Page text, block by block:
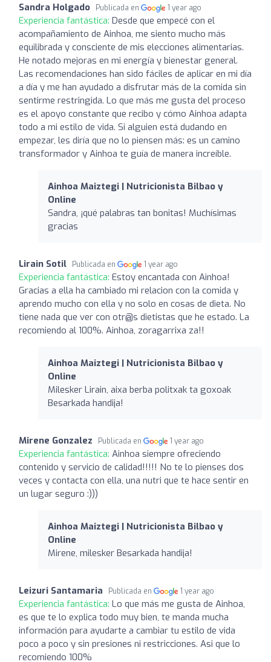
Sandra Holgado Publicada en 1 year ago
Experiencia fantástica: Desde que empecé con el
acompañamiento de Ainhoa, me siento mucho más
equilibrada y consciente de mis elecciones alimentarias.
He notado mejoras en mi energía y bienestar general.
Las recomendaciones han sido fáciles de aplicar en mi día
a día y me han ayudado a disfrutar más de la comida sin
sentirme restringida. Lo que más me gusta del proceso
es el apoyo constante que recibo y cómo Ainhoa adapta
todo a mi estilo de vida. Si alguien está dudando en
empezar, les diría que no lo piensen más: es un camino
transformador y Ainhoa te guía de manera increíble.
Ainhoa Maiztegi | Nutricionista Bilbao y
Online
Sandra, ¡qué palabras tan bonitas! Muchísimas
gracias
Lirain Sotil Publicada en 1 year ago
Experiencia fantástica: Estoy encantada con Ainhoa!
Gracias a ella ha cambiado mi relacion con la comida y
aprendo mucho con ella y no solo en cosas de dieta. No
tiene nada que ver con otr@s dietistas que he estado. La
recomiendo al 100%. Ainhoa, zoragarrixa za!!
Ainhoa Maiztegi | Nutricionista Bilbao y
Online
Milesker Lirain, aixa berba politxak ta goxoak
Besarkada handija!
Mirene Gonzalez Publicada en 1 year ago
Experiencia fantástica: Ainhoa siempre ofreciendo
contenido y servicio de calidad!!!!! No te lo pienses dos
veces y contacta con ella, una nutri que te hace sentir en
un lugar seguro :)))
Ainhoa Maiztegi | Nutricionista Bilbao y
Online
Mirene, milesker Besarkada handija!
Leizuri Santamaria Publicada en 1 year ago
Experiencia fantástica: Lo que más me gusta de Ainhoa,
es que te lo explica todo muy bien, te manda mucha
información para ayudarte a cambiar tu estilo de vida
poco a poco y sin presiones ni restricciones. Asi que lo
recomiendo 100%